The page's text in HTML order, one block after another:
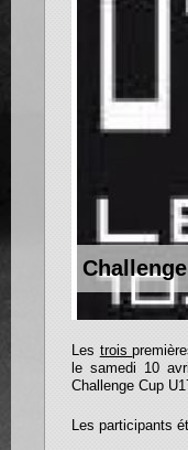
Les trois
le samedi 10
Challenge Cup
Les participants